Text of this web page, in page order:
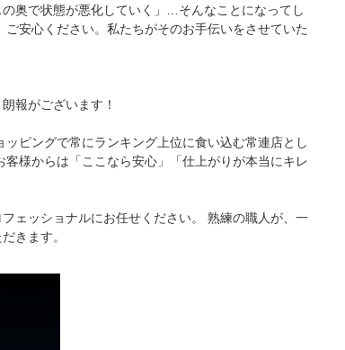
奥で状態が悪化していく」…そんなことになってし
安心ください。私たちがそのお手伝いをさせていた
報がございます！
ピングで常にランキング上位に食い込む常連店とし
様からは「ここなら安心」「仕上がりが本当にキレ
ェッショナルにお任せください。 熟練の職人が、一
きます。